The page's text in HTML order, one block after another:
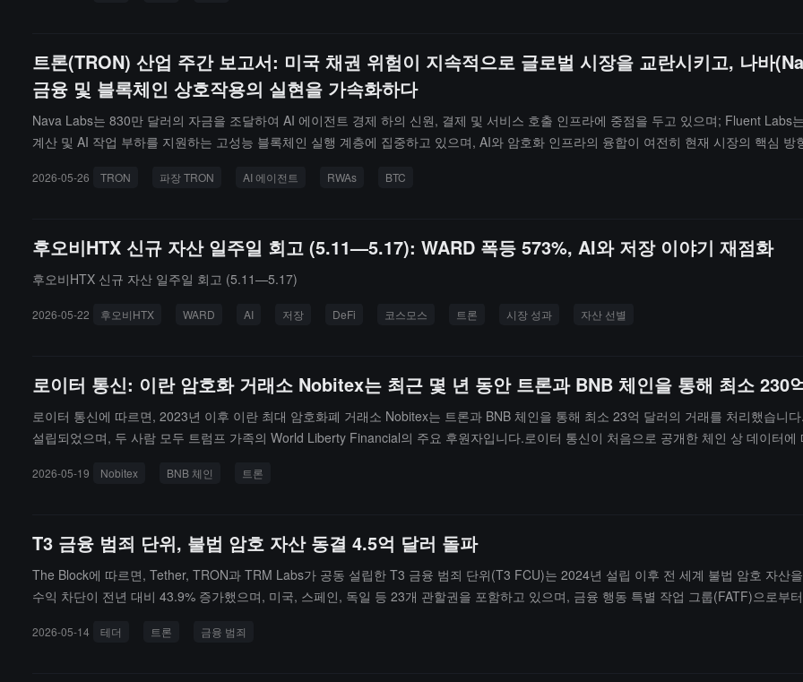
트론(TRON) 산업 주간 보고서: 미국 채권 위험이 지속적으로 글로벌 시장을 교란시키고, 나바
금융 및 블록체인 상호작용의 실현을 가속화하다
Nava Labs는 830만 달러의 자금을 조달하여 AI 에이전트 경제 하의 신원, 결제 및 서비스 호출 인프라에 중점을 두고 있으며; Fluent Labs
계산 및 AI 작업 부하를 지원하는 고성능 블록체인 실행 계층에 집중하고 있으며, AI와 암호화 인프라의 융합이 여전히 현재 시장의 핵심 방
2026-05-26 TRON 파장 TRON AI 에이전트 RWAs BTC
후오비HTX 신규 자산 일주일 회고 (5.11—5.17): WARD 폭등 573%, AI와 저장 이야기 재점화
후오비HTX 신규 자산 일주일 회고 (5.11—5.17)
2026-05-22 후오비HTX WARD AI 저장 DeFi 코스모스 트론 시장 성과 자산 선별
로이터 통신: 이란 암호화 거래소 Nobitex는 최근 몇 년 동안 트론과 BNB 체인을 통해 최소 230
로이터 통신에 따르면, 2023년 이후 이란 최대 암호화폐 거래소 Nobitex는 트론과 BNB 체인을 통해 최소 23억 달러의 거래를 처리했습니
설립되었으며, 두 사람 모두 트럼프 가족의 World Liberty Financial의 주요 후원자입니다.로이터 통신이 처음으로 공개한 체인 상 데이터
트럼프 사업에 이해 충돌이 없다고 부인했습니다. World Liberty는 Nobitex와의 관련성을 부인했습니다. 바이낸스와 BNB 체인은 BNB 체
2026-05-19 Nobitex BNB 체인 트론
T3 금융 범죄 단위, 불법 암호 자산 동결 4.5억 달러 돌파
The Block에 따르면, Tether, TRON과 TRM Labs가 공동 설립한 T3 금융 범죄 단위(T3 FCU)는 2024년 설립 이후 전 세계 불법 암호 자산
수익 차단이 전년 대비 43.9% 증가했으며, 미국, 스페인, 독일 등 23개 관할권을 포함하고 있으며, 금융 행동 특별 작업 그룹(FATF)으로
가 포함된다.
2026-05-14 테더 트론 금융 범죄